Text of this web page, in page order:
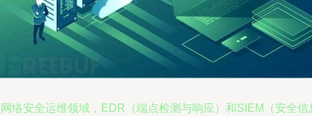
络安全运维领域，EDR（端点检测与响应）和SIEM（安全信